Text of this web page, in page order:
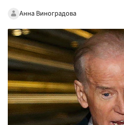
Анна Виноградова